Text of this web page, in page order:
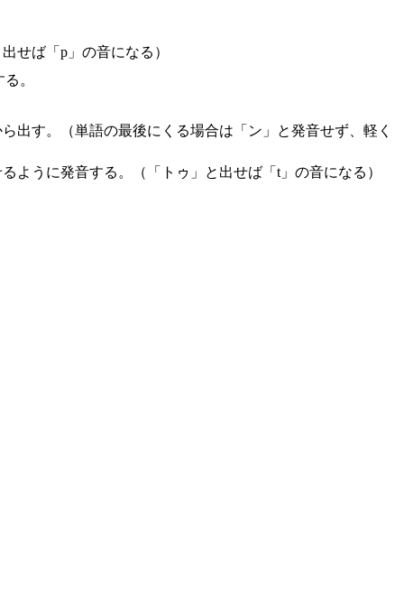
せば「p」の音になる）
。
出す。（単語の最後にくる場合は「ン」と発音せず、軽く
ように発音する。（「トゥ」と出せば「t」の音になる）